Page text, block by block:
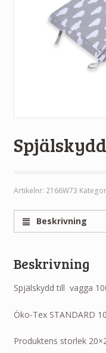
Artikelnr: 2166W73
Beskrivning
Beskrivning
Spjälskydd till vagga
Öko-Tex STANDARD
Produktens storlek